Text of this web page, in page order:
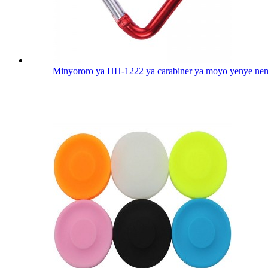
Minyororo ya HH-1222 ya carabiner ya moyo yenye